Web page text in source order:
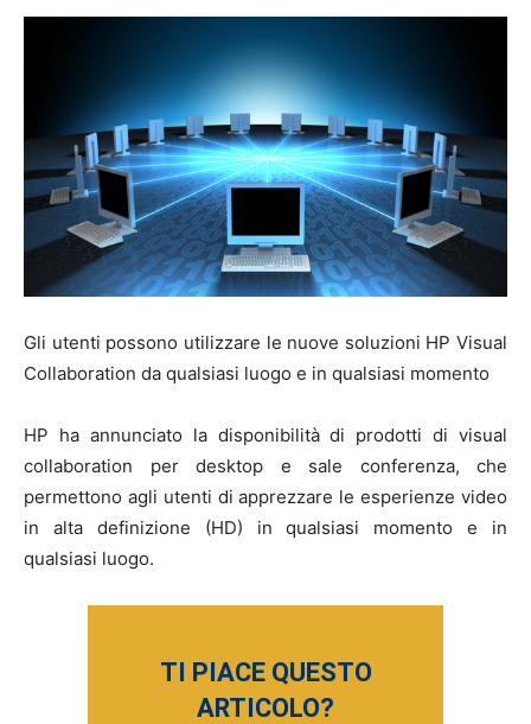
Gli utenti possono utilizzare le nuove soluzioni HP Visual
Collaboration da qualsiasi luogo e in qualsiasi momento
HP ha annunciato la disponibilità di prodotti di visual
collaboration per desktop e sale conferenza, che
permettono agli utenti di apprezzare le esperienze video
in alta definizione (HD) in qualsiasi momento e in
qualsiasi luogo.
TI PIACE QUESTO
ARTICOLO?